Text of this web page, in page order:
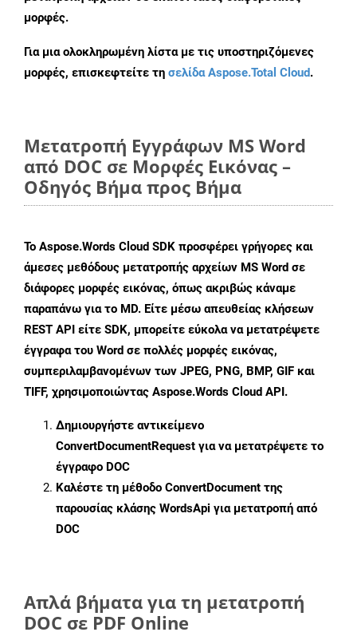
μορφές.
Για μια ολοκληρωμένη λίστα με τις υποστηριζόμενες
μορφές, επισκεφτείτε τη σελίδα Aspose.Total Cloud.
Μετατροπή Εγγράφων MS Word
από DOC σε Μορφές Εικόνας –
Οδηγός Βήμα προς Βήμα
Το Aspose.Words Cloud SDK προσφέρει γρήγορες και
άμεσες μεθόδους μετατροπής αρχείων MS Word σε
διάφορες μορφές εικόνας, όπως ακριβώς κάναμε
παραπάνω για το MD. Είτε μέσω απευθείας κλήσεων
REST API είτε SDK, μπορείτε εύκολα να μετατρέψετε
έγγραφα του Word σε πολλές μορφές εικόνας,
συμπεριλαμβανομένων των JPEG, PNG, BMP, GIF και
TIFF, χρησιμοποιώντας Aspose.Words Cloud API.
Δημιουργήστε αντικείμενο
ConvertDocumentRequest για να μετατρέψετε το
έγγραφο DOC
Καλέστε τη μέθοδο ConvertDocument της
παρουσίας κλάσης WordsApi για μετατροπή από
DOC
Απλά βήματα για τη μετατροπή
DOC σε PDF Online